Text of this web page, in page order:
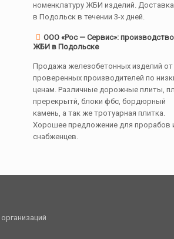
номенклатуру ЖБИ изделий.
в Подольск в течении 3-х дней.
ООО «Рос — Сервис»: производство
ЖБИ в Подольске
Продажа железобетонных изделий от
проверенных производителей по
ценам. Различные дорожные плиты,
пререкрытй, блоки фбс, бордюрный
камень, а так же тротуарная плитка.
Хорошее предложение для прорабов
снабженцев.